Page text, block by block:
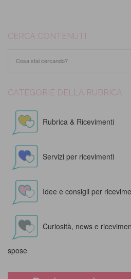
CERCA CONTENUTI
CATEGORIE DELLA RUBRICA
Rubrica & Ricevimenti
Servizi per ricevimenti
Idee e consigli per
Curiosità, news e
spose